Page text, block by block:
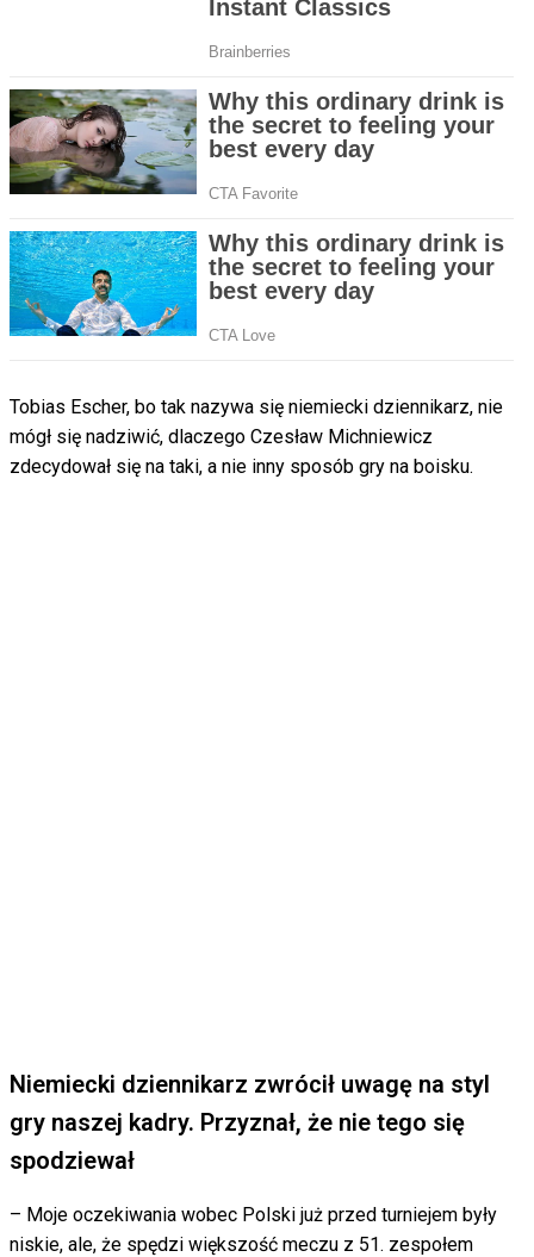
Tobias Escher, bo tak nazywa się niemiecki dziennikarz, nie
mógł się nadziwić, dlaczego Czesław Michniewicz
zdecydował się na taki, a nie inny sposób gry na boisku.
Niemiecki dziennikarz zwrócił uwagę na styl
gry naszej kadry. Przyznał, że nie tego się
spodziewał
– Moje oczekiwania wobec Polski już przed turniejem były
niskie, ale, że spędzi większość meczu z 51. zespołem